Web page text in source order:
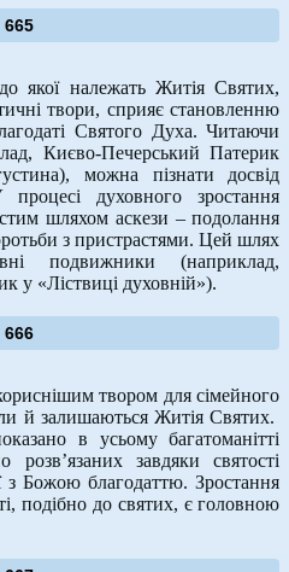
665
якої належать Житія Святих,
твори, сприяє становленню
Святого Духа. Читаючи
Києво-Печерський Патерик
можна пізнати досвід
духовного зростання
шляхом аскези – подолання
з пристрастями. Цей шлях
подвижники (наприклад,
у «Ліствиці духовній»).
666
твором для сімейного
й залишаються Житія Святих.
в усьому багатоманітті
завдяки святості
Божою благодаттю. Зростання
подібно до святих, є головною